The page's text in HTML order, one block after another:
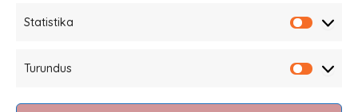
Statistika
Turundus
Müügitingimused